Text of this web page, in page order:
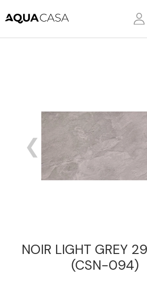
NOIR LIGHT GREY
(CSN-094)